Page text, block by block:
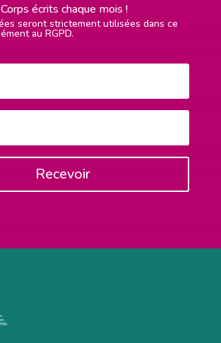
écrits chaque mois !
seront strictement utilisées dans ce
au RGPD.
Recevoir